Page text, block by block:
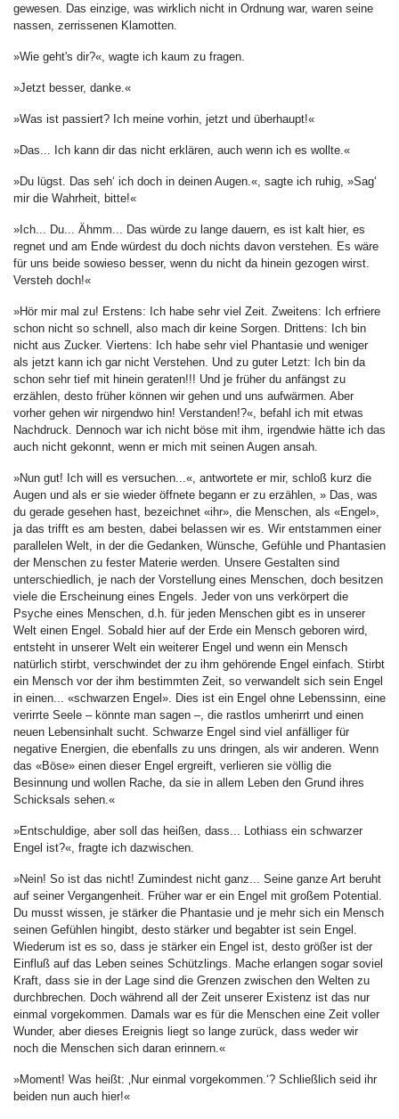
gewesen. Das einzige, was wirklich nicht in Ordnung war, waren seine
nassen, zerrissenen Klamotten.
»Wie geht's dir?«, wagte ich kaum zu fragen.
»Jetzt besser, danke.«
»Was ist passiert? Ich meine vorhin, jetzt und überhaupt!«
»Das... Ich kann dir das nicht erklären, auch wenn ich es wollte.«
»Du lügst. Das seh‘ ich doch in deinen Augen.«, sagte ich ruhig, »Sag‘
mir die Wahrheit, bitte!«
»Ich... Du... Ähmm... Das würde zu lange dauern, es ist kalt hier, es
regnet und am Ende würdest du doch nichts davon verstehen. Es wäre
für uns beide sowieso besser, wenn du nicht da hinein gezogen wirst.
Versteh doch!«
»Hör mir mal zu! Erstens: Ich habe sehr viel Zeit. Zweitens: Ich erfriere
schon nicht so schnell, also mach dir keine Sorgen. Drittens: Ich bin
nicht aus Zucker. Viertens: Ich habe sehr viel Phantasie und weniger
als jetzt kann ich gar nicht Verstehen. Und zu guter Letzt: Ich bin da
schon sehr tief mit hinein geraten!!! Und je früher du anfängst zu
erzählen, desto früher können wir gehen und uns aufwärmen. Aber
vorher gehen wir nirgendwo hin! Verstanden!?«, befahl ich mit etwas
Nachdruck. Dennoch war ich nicht böse mit ihm, irgendwie hätte ich das
auch nicht gekonnt, wenn er mich mit seinen Augen ansah.
»Nun gut! Ich will es versuchen...«, antwortete er mir, schloß kurz die
Augen und als er sie wieder öffnete begann er zu erzählen, » Das, was
du gerade gesehen hast, bezeichnet «ihr», die Menschen, als «Engel»,
ja das trifft es am besten, dabei belassen wir es. Wir entstammen einer
parallelen Welt, in der die Gedanken, Wünsche, Gefühle und Phantasien
der Menschen zu fester Materie werden. Unsere Gestalten sind
unterschiedlich, je nach der Vorstellung eines Menschen, doch besitzen
viele die Erscheinung eines Engels. Jeder von uns verkörpert die
Psyche eines Menschen, d.h. für jeden Menschen gibt es in unserer
Welt einen Engel. Sobald hier auf der Erde ein Mensch geboren wird,
entsteht in unserer Welt ein weiterer Engel und wenn ein Mensch
natürlich stirbt, verschwindet der zu ihm gehörende Engel einfach. Stirbt
ein Mensch vor der ihm bestimmten Zeit, so verwandelt sich sein Engel
in einen... «schwarzen Engel». Dies ist ein Engel ohne Lebenssinn, eine
verirrte Seele – könnte man sagen –, die rastlos umherirrt und einen
neuen Lebensinhalt sucht. Schwarze Engel sind viel anfälliger für
negative Energien, die ebenfalls zu uns dringen, als wir anderen. Wenn
das «Böse» einen dieser Engel ergreift, verlieren sie völlig die
Besinnung und wollen Rache, da sie in allem Leben den Grund ihres
Schicksals sehen.«
»Entschuldige, aber soll das heißen, dass... Lothiass ein schwarzer
Engel ist?«, fragte ich dazwischen.
»Nein! So ist das nicht! Zumindest nicht ganz... Seine ganze Art beruht
auf seiner Vergangenheit. Früher war er ein Engel mit großem Potential.
Du musst wissen, je stärker die Phantasie und je mehr sich ein Mensch
seinen Gefühlen hingibt, desto stärker und begabter ist sein Engel.
Wiederum ist es so, dass je stärker ein Engel ist, desto größer ist der
Einfluß auf das Leben seines Schützlings. Mache erlangen sogar soviel
Kraft, dass sie in der Lage sind die Grenzen zwischen den Welten zu
durchbrechen. Doch während all der Zeit unserer Existenz ist das nur
einmal vorgekommen. Damals war es für die Menschen eine Zeit voller
Wunder, aber dieses Ereignis liegt so lange zurück, dass weder wir
noch die Menschen sich daran erinnern.«
»Moment! Was heißt: ‚Nur einmal vorgekommen.‘? Schließlich seid ihr
beiden nun auch hier!«